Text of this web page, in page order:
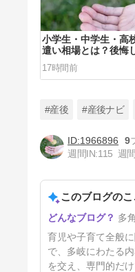
小学生・中学生・高
遣い相場とは？後悔
のルールと失敗談
17時間前
報・注意報チェック
5選
4日前
#産後 #産後ナビ
1966896
9
週間IN:115 週
このブログの
多
育児や子育て全般
で、多岐にわたる
を交え、専門的だ